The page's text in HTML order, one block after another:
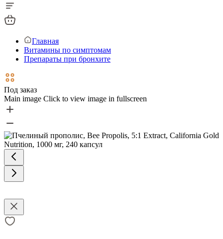
Главная
Витамины по симптомам
Препараты при бронхите
Под заказ
Main image Click to view image in fullscreen